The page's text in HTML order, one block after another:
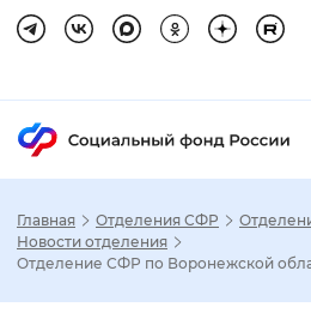
Настройка
Главная Отделения СФР
Новости отделения
Отделение СФР по Воронежской